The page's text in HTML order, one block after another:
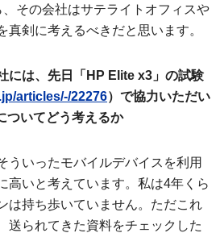
その会社はサテライトオフィスや
真剣に考えるべきだと思います。
は、先日「HP Elite x3」の試験
articles/-/22276）で協力いただい
ついてどう考えるか
ういったモバイルデバイスを利用
高いと考えています。私は4年くら
は持ち歩いていません。ただこれ
送られてきた資料をチェックした